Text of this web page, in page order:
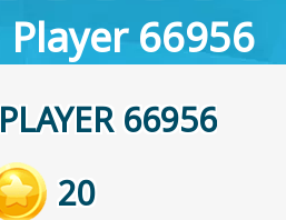
Player 66956
PLAYER 66956
20